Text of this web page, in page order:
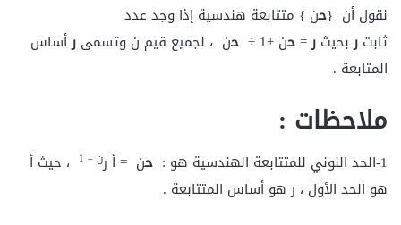
نقول أن {حن } متتابعة هندسية إذا وجد عدد
ثابت ر بحيث ر =حن +1 ÷ حن ، لجميع قيم ن وتسمى ر أساس
المتابعة .
ملاحظات :
1-الحد النوني للمتتابعة الهندسية هو : حن = أ رن – 1
، حيث أ
هو الحد الأول ، ر هو أساس المتتابعة .